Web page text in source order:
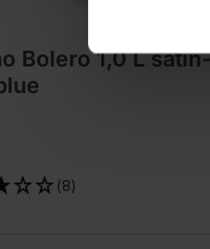
Bolero 1,0 L
(8)